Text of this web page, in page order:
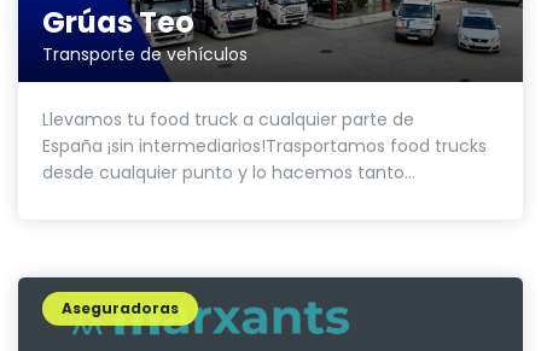
Grúas Teo
Transporte de vehículos
Llevamos tu food truck a cualquier parte de
España ¡sin intermediarios!Trasportamos food trucks
desde cualquier punto y lo hacemos tanto...
Aseguradoras